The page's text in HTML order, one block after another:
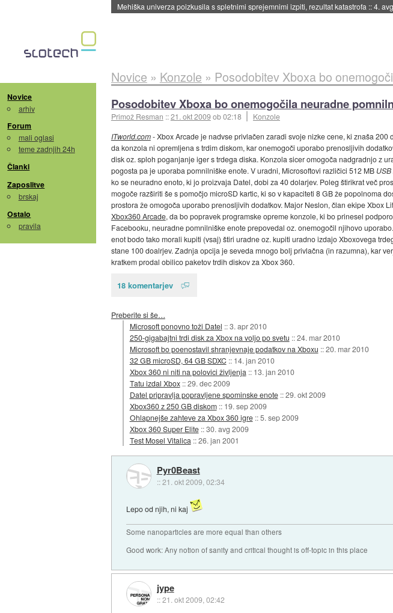
Mehiška univerza poizkusila s spletnimi sprejemnimi izpiti, rezultat katastrofa ::4.
Novice
arhiv
Forum
mali oglasi
teme zadnjih 24h
Članki
Zaposlitve
brskaj
Ostalo
pravila
Novice » Konzole » Posodobitev Xboxa bo
Posodobitev Xboxa bo onemogočila neuradne
Primož Resman ::21. okt 2009ob 02:18 Konzole
ITworld.com- Xbox Arcade je nadvse privlačen zaradi svoje nizke cene, ki znaša 200
da konzola ni opremljena s trdim diskom, kar onemogoči uporabo prenosljivih
disk oz. sploh poganjanje iger s trdega diska. Konzola sicer omogoča nadgradnjo z
pogosta pa je uporaba pomnilniške enote. V uradni, Microsoftovi različici 512 MB
ko se neuradno enoto, ki jo proizvaja Datel, dobi za 40 dolarjev. Poleg štirikrat več
mogoče razširiti še s pomočjo microSD kartic, ki so v kapaciteti 8 GB že popolnoma
prostora že omogoča uporabo prenosljivih dodatkov. Major Neslon, član ekipe Xbox
Xbox360 Arcade, da bo popravek programske opreme konzole, ki bo prinesel
Facebooku, neuradne pomnilniške enote prepovedal oz. onemogočil njihovo
enot bodo tako morali kupiti (vsaj) štiri uradne oz. kupiti uradno izdajo Xboxovega
stane 100 doalrjev. Zadnja opcija je seveda mnogo bolj privlačna (in razumna), kar
kratkem prodal obilico paketov trdih diskov za Xbox 360.
18 komentarjev
Preberite si še…
Microsoft ponovno toži Datel ::3. apr 2010
250-gigabajtni trdi disk za Xbox na voljo po svetu ::24. mar 2010
Microsoft bo poenostavil shranjevnaje podatkov na Xboxu ::20. mar 2010
32 GB microSD, 64 GB SDXC :: 14. jan 2010
Xbox 360 ni niti na polovici življenja :: 13. jan 2010
Tatu izdal Xbox ::29. dec 2009
Datel pripravlja popravljene spominske enote ::29. okt 2009
Xbox360 z 250 GB diskom :: 19. sep 2009
Ohlapnejše zahteve za Xbox 360 igre ::5. sep 2009
Xbox 360 Super Elite ::30. avg 2009
Test Mosel Vitalica ::26. jan 2001
Pyr0Beast
::21. okt 2009, 02:34
Lepo od njih, ni kaj
Some nanoparticles are more equal than others
Good work: Any notion of sanity and critical thought is off-topic in this place
jype
::21. okt 2009, 02:42